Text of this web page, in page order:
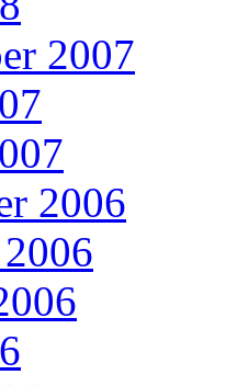
2007
2006